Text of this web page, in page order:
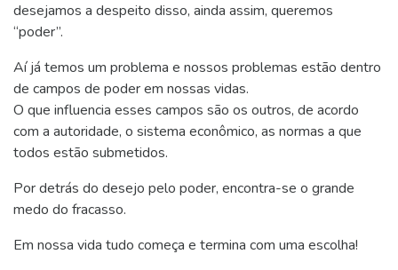
desejamos a despeito disso, ainda assim, queremos
“poder”.
Aí já temos um problema e nossos problemas estão dentro
de campos de poder em nossas vidas.
O que influencia esses campos são os outros, de acordo
com a autoridade, o sistema econômico, as normas a que
todos estão submetidos.
Por detrás do desejo pelo poder, encontra-se o grande
medo do fracasso.
Em nossa vida tudo começa e termina com uma escolha!